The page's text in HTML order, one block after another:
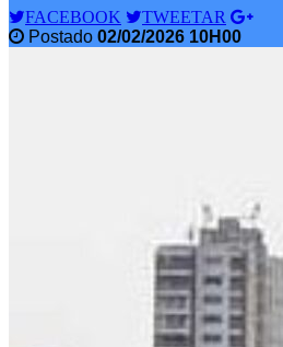
FACEBOOK
TWEETAR
Postado 02/02/2026 10H00